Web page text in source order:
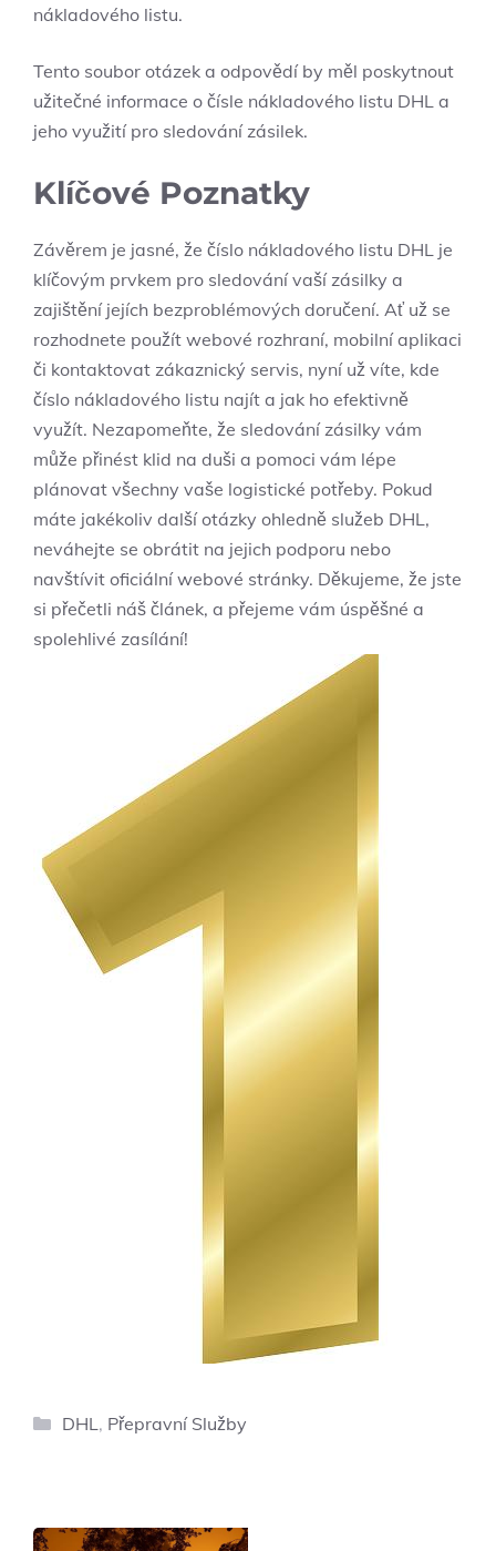
nákladového listu.
Tento soubor otázek a odpovědí by měl poskytnout
užitečné informace o čísle nákladového listu DHL a
jeho využití pro sledování zásilek.
Klíčové Poznatky
Závěrem je jasné, že číslo nákladového listu DHL je
klíčovým prvkem pro sledování vaší zásilky a
zajištění jejích bezproblémových doručení. Ať už se
rozhodnete použít webové rozhraní, mobilní aplikaci
či kontaktovat zákaznický servis, nyní už víte, kde
číslo nákladového listu najít a jak ho efektivně
využít. Nezapomeňte, že sledování zásilky vám
může přinést klid na duši a pomoci vám lépe
plánovat všechny vaše logistické potřeby. Pokud
máte jakékoliv další otázky ohledně služeb DHL,
neváhejte se obrátit na jejich podporu nebo
navštívit oficiální webové stránky. Děkujeme, že jste
si přečetli náš článek, a přejeme vám úspěšné a
spolehlivé zasílání!
Rubriky
DHL, Přepravní Služby